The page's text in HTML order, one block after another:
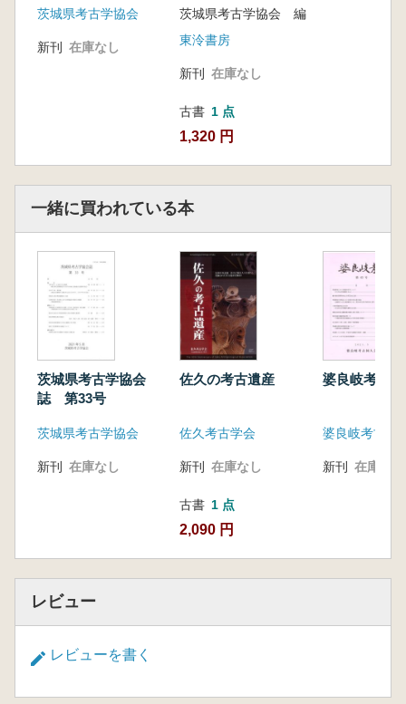
茨城県考古学協会
新刊 在庫なし
茨城県考古学協会 編
東泠書房
新刊 在庫なし
古書 1 点
1,320 円
一緒に買われている本
茨城県考古学協会
誌 第33号
茨城県考古学協会
新刊 在庫なし
佐久の考古遺産
佐久考古学会
新刊 在庫なし
古書 1 点
2,090 円
婆良岐考古
婆良岐考古同
新刊 在庫なし
レビュー
レビューを書く